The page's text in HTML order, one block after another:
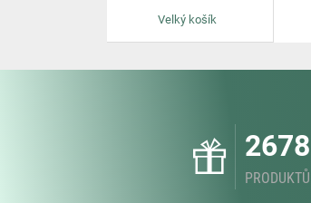
Velký košík
2678
PRODUKTŮ